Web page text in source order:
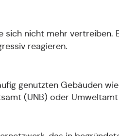
sich nicht mehr vertreiben.
reagieren.
genutzten Gebäuden
(UNB) oder